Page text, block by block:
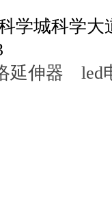
学城科学
延伸器 led